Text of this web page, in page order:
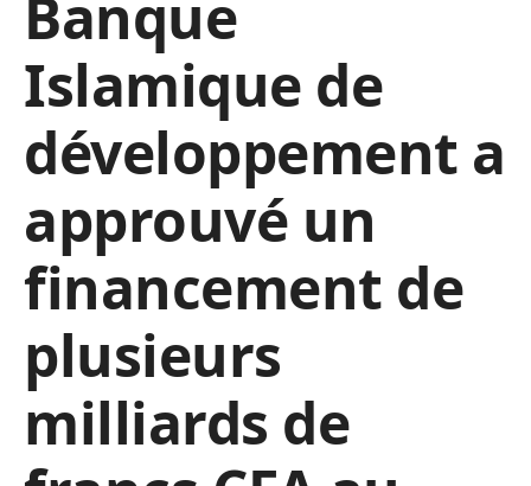
Banque
Islamique de
développement a
approuvé un
financement de
plusieurs
milliards de